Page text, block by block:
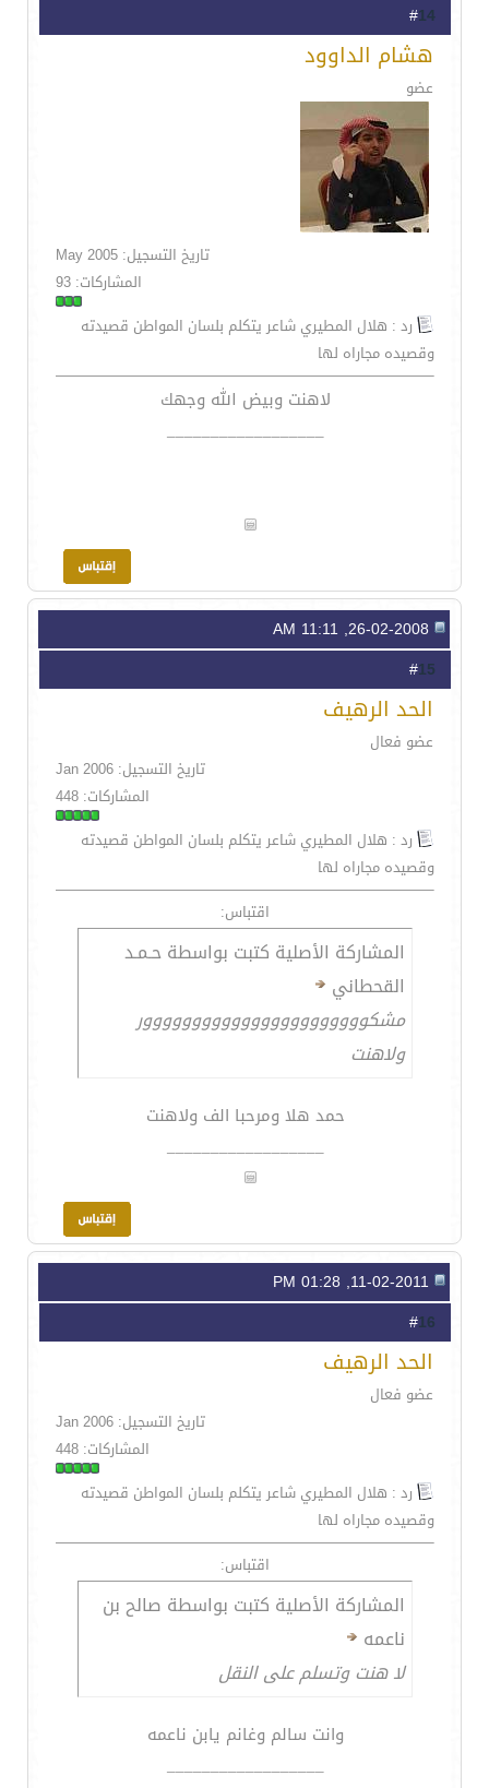
14
هشام الداوود
عضو
تاريخ التسجيل: May 2005
المشاركات: 93
رد : هلال المطيري شاعر يتكلم بلسان المواطن قصيدته
وقصيده مجاراه لها
لاهنت وبيض الله وجهك
__________________
15
الحد الرهيف
عضو فعال
تاريخ التسجيل: Jan 2006
المشاركات: 448
رد : هلال المطيري شاعر يتكلم بلسان المواطن قصيدته
وقصيده مجاراه لها
اقتباس:
المشاركة الأصلية كتبت بواسطة حـمـد
القحطاني
مشكووووووووووووووووووووووور
ولاهنت
حمد هلا ومرحبا الف ولاهنت
__________________
16
الحد الرهيف
عضو فعال
تاريخ التسجيل: Jan 2006
المشاركات: 448
رد : هلال المطيري شاعر يتكلم بلسان المواطن قصيدته
وقصيده مجاراه لها
اقتباس:
المشاركة الأصلية كتبت بواسطة صالح بن
ناعمه
لا هنت وتسلم على النقل
وانت سالم وغانم يابن ناعمه
__________________